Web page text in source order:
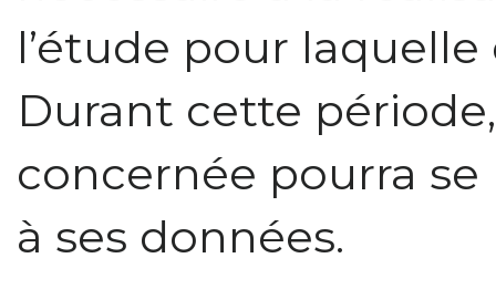
l’étude pour
Durant cette
concernée pourra se
à ses données.